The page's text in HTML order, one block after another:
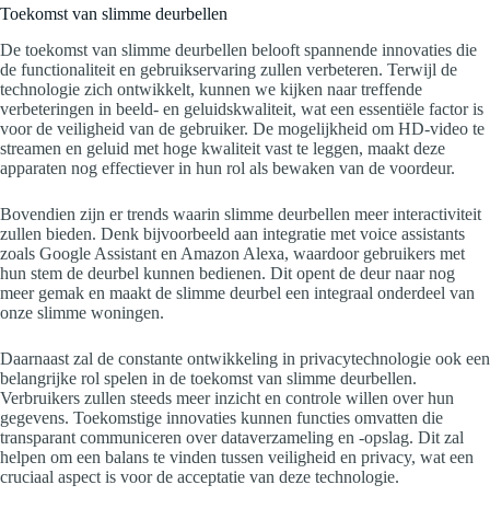
Toekomst van slimme deurbellen
De toekomst van slimme deurbellen belooft spannende innovaties die
de functionaliteit en gebruikservaring zullen verbeteren. Terwijl de
technologie zich ontwikkelt, kunnen we kijken naar treffende
verbeteringen in beeld- en geluidskwaliteit, wat een essentiële factor is
voor de veiligheid van de gebruiker. De mogelijkheid om HD-video te
streamen en geluid met hoge kwaliteit vast te leggen, maakt deze
apparaten nog effectiever in hun rol als bewaken van de voordeur.
Bovendien zijn er trends waarin slimme deurbellen meer interactiviteit
zullen bieden. Denk bijvoorbeeld aan integratie met voice assistants
zoals Google Assistant en Amazon Alexa, waardoor gebruikers met
hun stem de deurbel kunnen bedienen. Dit opent de deur naar nog
meer gemak en maakt de slimme deurbel een integraal onderdeel van
onze slimme woningen.
Daarnaast zal de constante ontwikkeling in privacytechnologie ook een
belangrijke rol spelen in de toekomst van slimme deurbellen.
Verbruikers zullen steeds meer inzicht en controle willen over hun
gegevens. Toekomstige innovaties kunnen functies omvatten die
transparant communiceren over dataverzameling en -opslag. Dit zal
helpen om een balans te vinden tussen veiligheid en privacy, wat een
cruciaal aspect is voor de acceptatie van deze technologie.